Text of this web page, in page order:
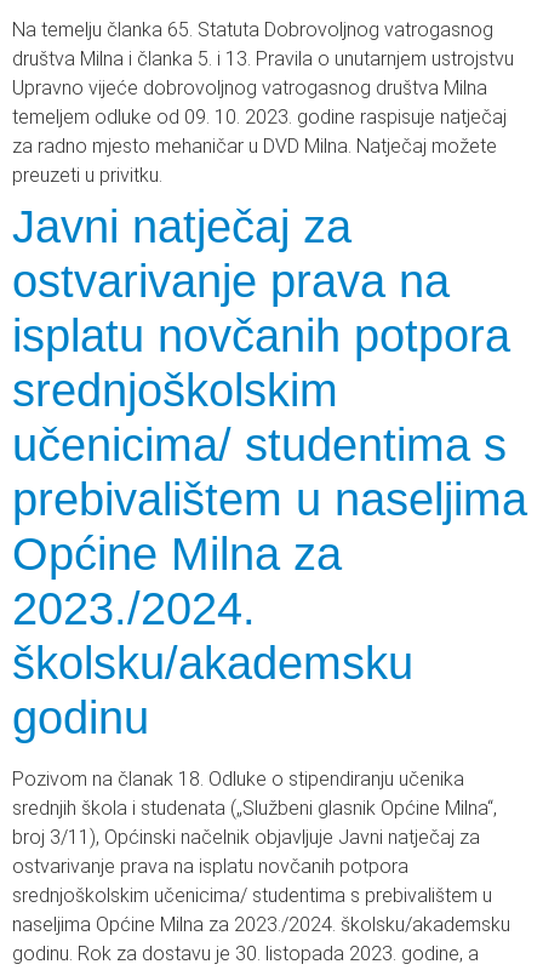
Na temelju članka 65. Statuta Dobrovoljnog vatrogasnog
društva Milna i članka 5. i 13. Pravila o unutarnjem ustrojstvu
Upravno vijeće dobrovoljnog vatrogasnog društva Milna
temeljem odluke od 09. 10. 2023. godine raspisuje natječaj
za radno mjesto mehaničar u DVD Milna. Natječaj možete
preuzeti u privitku.
Javni natječaj za
ostvarivanje prava na
isplatu novčanih potpora
srednjoškolskim
učenicima/ studentima s
prebivalištem u naseljima
Općine Milna za
2023./2024.
školsku/akademsku
godinu
Pozivom na članak 18. Odluke o stipendiranju učenika
srednjih škola i studenata („Službeni glasnik Općine Milna“,
broj 3/11), Općinski načelnik objavljuje Javni natječaj za
ostvarivanje prava na isplatu novčanih potpora
srednjoškolskim učenicima/ studentima s prebivalištem u
naseljima Općine Milna za 2023./2024. školsku/akademsku
godinu. Rok za dostavu je 30. listopada 2023. godine, a